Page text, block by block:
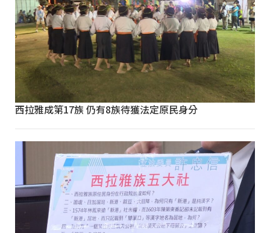
西拉雅成第17族 仍有8族待獲法定原民身分